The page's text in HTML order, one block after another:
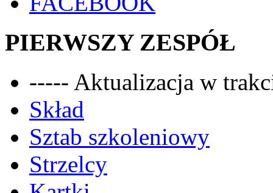
PIERWSZY ZESPÓŁ
----- Aktualizacja w
Skład
Sztab szkoleniowy
Strzelcy